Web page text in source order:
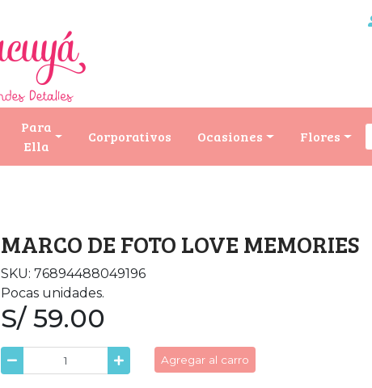
Para
Ella
Corporativos Ocasiones Flores
MARCO DE FOTO LOVE MEMORIES
SKU: 76894488049196
Pocas unidades.
S/ 59.00
Agregar al carro